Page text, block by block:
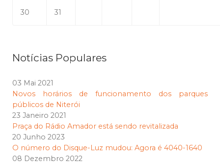
30 31
Notícias Populares
03 Mai 2021
Novos horários de funcionamento dos parques
públicos de Niterói
23 Janeiro 2021
Praça do Rádio Amador está sendo revitalizada
20 Junho 2023
O número do Disque-Luz mudou: Agora é 4040-1640
08 Dezembro 2022